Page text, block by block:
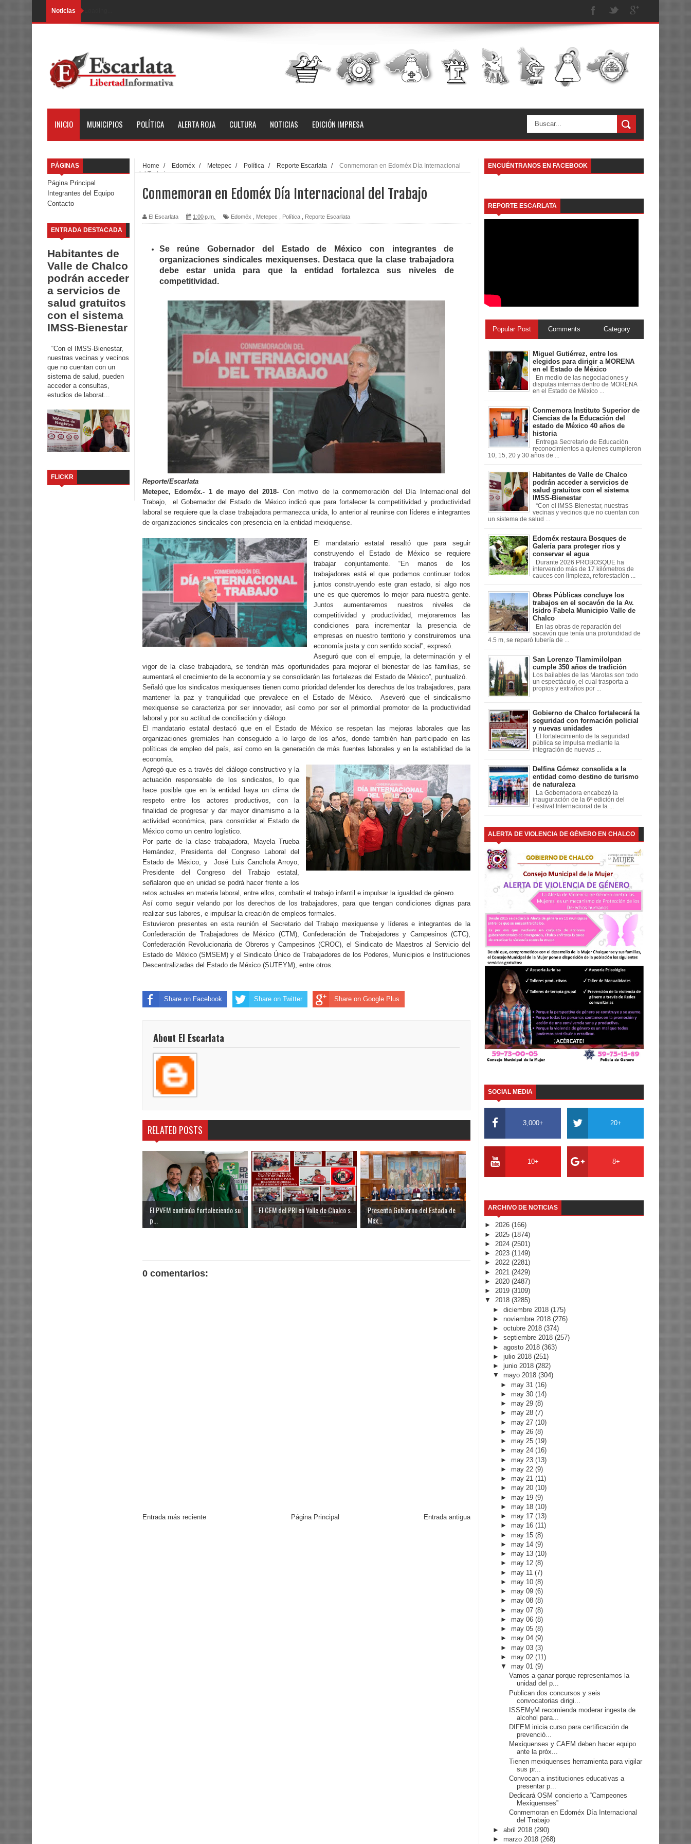
Noticias
INICIO MUNICIPIOS POLÍTICA ALERTA ROJA CULTURA NOTICIAS EDICIÓN IMPRESA
PÁGINAS
Página Principal
Integrantes del Equipo
Contacto
ENTRADA DESTACADA
Habitantes de
Valle de Chalco
podrán acceder
a servicios de
salud gratuitos
con el sistema
IMSS-Bienestar
“Con el IMSS-Bienestar,
nuestras vecinas y vecinos
que no cuentan con un
sistema de salud, pueden
acceder a consultas,
estudios de laborat...
FLICKR
Home / Edoméx / Metepec / Política / Reporte Escarlata /
Conmemoran en Edoméx Día Internacional
del Trabajo
Conmemoran en Edoméx Día Internacional del Trabajo
El Escarlata 1:00 p.m. Edoméx Metepec Política Reporte Escarlata
Se reúne Gobernador del Estado de México con integrantes de
organizaciones sindicales mexiquenses. Destaca que la clase trabajadora
debe estar unida para que la entidad fortalezca sus niveles de
competitividad.
Reporte/Escarlata
Metepec, Edoméx.- 1 de mayo del 2018- Con motivo de la conmemoración del Día Internacional del
Trabajo,
el Gobernador del Estado de México indicó que para fortalecer la competitividad y productividad
laboral se requiere que la clase trabajadora permanezca unida, lo anterior al reunirse con líderes e integrantes
de organizaciones sindicales con presencia en la entidad mexiquense.
El mandatario estatal resaltó que para seguir
construyendo el Estado de México se requiere
trabajar conjuntamente. “En manos de los
trabajadores está el que podamos continuar todos
juntos construyendo este gran estado, si algo nos
une es que queremos lo mejor para nuestra gente.
Juntos aumentaremos nuestros niveles de
competitividad y productividad, mejoraremos las
condiciones para incrementar la presencia de
empresas en nuestro territorio y construiremos una
economía justa y con sentido social”, expresó.
Aseguró que con el empuje, la determinación y el
vigor de la clase trabajadora, se tendrán más oportunidades para mejorar el bienestar de las familias, se
aumentará el crecimiento de la economía y se consolidarán las fortalezas del Estado de México”, puntualizó.
Señaló que los sindicatos mexiquenses tienen como prioridad defender los derechos de los trabajadores, para
mantener la paz y tranquilidad que prevalece en el Estado de México.
Aseveró que el sindicalismo
mexiquense se caracteriza por ser innovador, así como por ser el primordial promotor de la productividad
laboral y por su actitud de conciliación y diálogo.
El mandatario estatal destacó que en el Estado de México se respetan las mejoras laborales que las
organizaciones gremiales han conseguido a lo largo de los años, donde también han participado en las
políticas de empleo del país, así como en la generación de más fuentes laborales y en la estabilidad de la
economía.
Agregó que es a través del diálogo constructivo y la
actuación responsable de los sindicatos, lo que
hace posible que en la entidad haya un clima de
respeto entre los actores productivos, con la
finalidad de progresar y dar mayor dinamismo a la
actividad económica, para consolidar al Estado de
México como un centro logístico.
Por parte de la clase trabajadora, Mayela Trueba
Hernández, Presidenta del Congreso Laboral del
Estado de México, y
José Luis Canchola Arroyo,
Presidente del Congreso del Trabajo estatal,
señalaron que en unidad se podrá hacer frente a los
retos actuales en materia laboral, entre ellos, combatir el trabajo infantil e impulsar la igualdad de género.
Así como seguir velando por los derechos de los trabajadores, para que tengan condiciones dignas para
realizar sus labores, e impulsar la creación de empleos formales.
Estuvieron presentes en esta reunión el Secretario del Trabajo mexiquense y líderes e integrantes de la
Confederación de Trabajadores de México (CTM), Confederación de Trabajadores y Campesinos (CTC),
Confederación Revolucionaria de Obreros y Campesinos (CROC), el Sindicato de Maestros al Servicio del
Estado de México (SMSEM) y el Sindicato Único de Trabajadores de los Poderes, Municipios e Instituciones
Descentralizadas del Estado de México (SUTEYM), entre otros.
Share on Facebook Share on Twitter Share on Google Plus
About El Escarlata
RELATED POSTS
El PVEM continúa fortaleciendo su
p...
El CEM del PRI en Valle de Chalco s...
Presenta Gobierno del Estado de
Méx...
0 comentarios:
Entrada más reciente Entrada antigua
Página Principal
ENCUÉNTRANOS EN FACEBOOK
REPORTE ESCARLATA
Popular Post Comments Category
Miguel Gutiérrez, entre los
elegidos para dirigir a MORENA
en el Estado de México
En medio de las negociaciones y
disputas internas dentro de MORENA
en el Estado de México ...
Conmemora Instituto Superior de
Ciencias de la Educación del
estado de México 40 años de
historia
Entrega Secretario de Educación
reconocimientos a quienes cumplieron
10, 15, 20 y 30 años de ...
Habitantes de Valle de Chalco
podrán acceder a servicios de
salud gratuitos con el sistema
IMSS-Bienestar
“Con el IMSS-Bienestar, nuestras
vecinas y vecinos que no cuentan con
un sistema de salud ...
Edoméx restaura Bosques de
Galería para proteger ríos y
conservar el agua
Durante 2026 PROBOSQUE ha
intervenido más de 17 kilómetros de
cauces con limpieza, reforestación ...
Obras Públicas concluye los
trabajos en el socavón de la Av.
Isidro Fabela Municipio Valle de
Chalco
En las obras de reparación del
socavón que tenía una profundidad de
4.5 m, se reparó tubería de ...
San Lorenzo Tlamimilolpan
cumple 350 años de tradición
Los bailables de las Marotas son todo
un espectáculo, el cual trasporta a
propios y extraños por ...
Gobierno de Chalco fortalecerá la
seguridad con formación policial
y nuevas unidades
El fortalecimiento de la seguridad
pública se impulsa mediante la
integración de nuevas ...
Delfina Gómez consolida a la
entidad como destino de turismo
de naturaleza
La Gobernadora encabezó la
inauguración de la 6ª edición del
Festival Internacional de la ...
ALERTA DE VIOLENCIA DE GÉNERO EN CHALCO
SOCIAL MEDIA
3,000+ 20+
10+ 8+
ARCHIVO DE NOTICIAS
► 2026 (166)
► 2025 (1874)
► 2024 (2501)
► 2023 (1149)
► 2022 (2281)
► 2021 (2429)
► 2020 (2487)
► 2019 (3109)
▼ 2018 (3285)
► diciembre 2018 (175)
► noviembre 2018 (276)
► octubre 2018 (374)
► septiembre 2018 (257)
► agosto 2018 (363)
► julio 2018 (251)
► junio 2018 (282)
▼ mayo 2018 (304)
► may 31(16)
► may 30(14)
► may 29(8)
► may 28(7)
► may 27(10)
► may 26(8)
► may 25(19)
► may 24(16)
► may 23(13)
► may 22(9)
► may 21(11)
► may 20(10)
► may 19(9)
► may 18(10)
► may 17(13)
► may 16(11)
► may 15(8)
► may 14(9)
► may 13(10)
► may 12(8)
► may 11(7)
► may 10(8)
► may 09(6)
► may 08(8)
► may 07(8)
► may 06(8)
► may 05(8)
► may 04(9)
► may 03(3)
► may 02(11)
▼ may 01(9)
Vamos a ganar porque representamos la
unidad del p...
Publican dos concursos y seis
convocatorias dirigi...
ISSEMyM recomienda moderar ingesta de
alcohol para...
DIFEM inicia curso para certificación de
prevenció...
Mexiquenses y CAEM deben hacer equipo
ante la próx...
Tienen mexiquenses herramienta para vigilar
sus pr...
Convocan a instituciones educativas a
presentar p...
Dedicará OSM concierto a “Campeones
Mexiquenses”
Conmemoran en Edoméx Día Internacional
del Trabajo
► abril 2018 (290)
► marzo 2018 (268)